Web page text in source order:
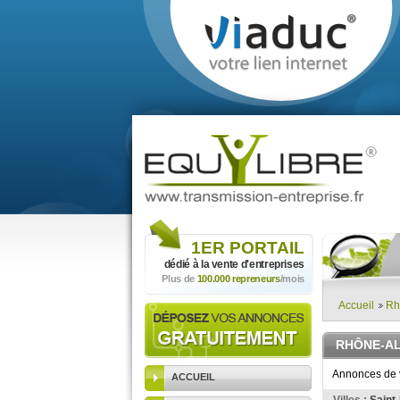
1ER PORTAIL
dédié à la vente d'entreprises
Plus de 100.000 repreneurs/mois
ACCUEIL
Accueil
RHÔNE-
Annonces de